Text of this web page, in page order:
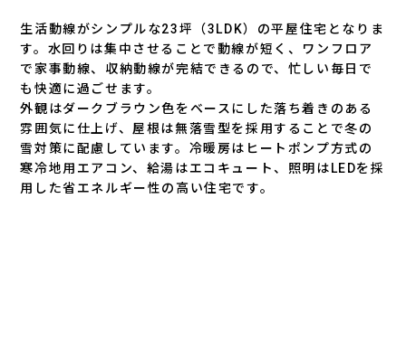
生活動線がシンプルな23坪（3LDK）の平屋住宅となりま
す。水回りは集中させることで動線が短く、ワンフロア
で家事動線、収納動線が完結できるので、忙しい毎日で
も快適に過ごせます。
外観はダークブラウン色をベースにした落ち着きのある
雰囲気に仕上げ、屋根は無落雪型を採用することで冬の
雪対策に配慮しています。冷暖房はヒートポンプ方式の
寒冷地用エアコン、給湯はエコキュート、照明はLEDを採
用した省エネルギー性の高い住宅です。